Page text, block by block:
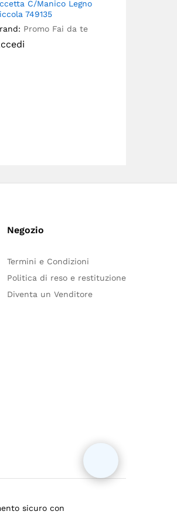
C/Manico Legno
749135
Promo Fai da te
Negozio
Termini e Condizioni
Politica di reso e restituzione
Diventa un Venditore
sicuro con